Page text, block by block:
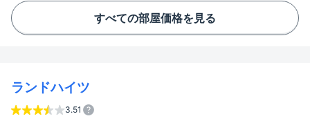
すべての部屋価格を見る
ランドハイツ
3.51